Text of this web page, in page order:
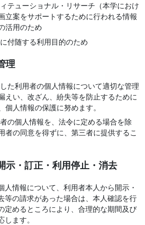
テューショナル・リサーチ（本学におけ
立案をサポートするために行われる情報
活用のため
付随する利用目的のため
理
た利用者の個人情報について適切な管理
えい、改ざん、紛失等を防止するために
個人情報の保護に努めます。
の個人情報を、法令に定める場合を除
者の同意を得ずに、第三者に提供するこ
示・訂正・利用停止・消去
人情報について、利用者本人から開示・
等の請求があった場合は、本人確認を行
定めるところにより、合理的な期間及び
ます。